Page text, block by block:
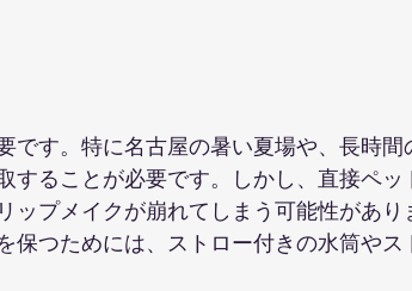
です。特に名古屋の暑い夏場や、長時間
することが必要です。しかし、直接ペッ
ップメイクが崩れてしまう可能性があ
保つためには、ストロー付きの水筒やス